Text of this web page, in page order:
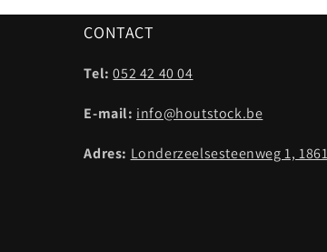
CONTACT
Tel: 052 42 40 04
E-mail: info@houtstock.be
Adres: Londerzeelsesteenweg 1,